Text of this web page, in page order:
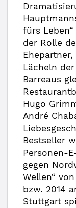
fürs Leben“
der Rolle
Lächeln
Barreaus
Hugo
André
Bestseller
Personen-
gegen
Wellen“
bzw. 2014
Stuttgart